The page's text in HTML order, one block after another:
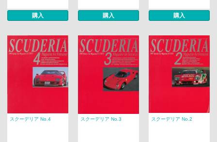
購入 購入 購入
スクーデリア No.4 スクーデリア No.3 スクーデリア No.2